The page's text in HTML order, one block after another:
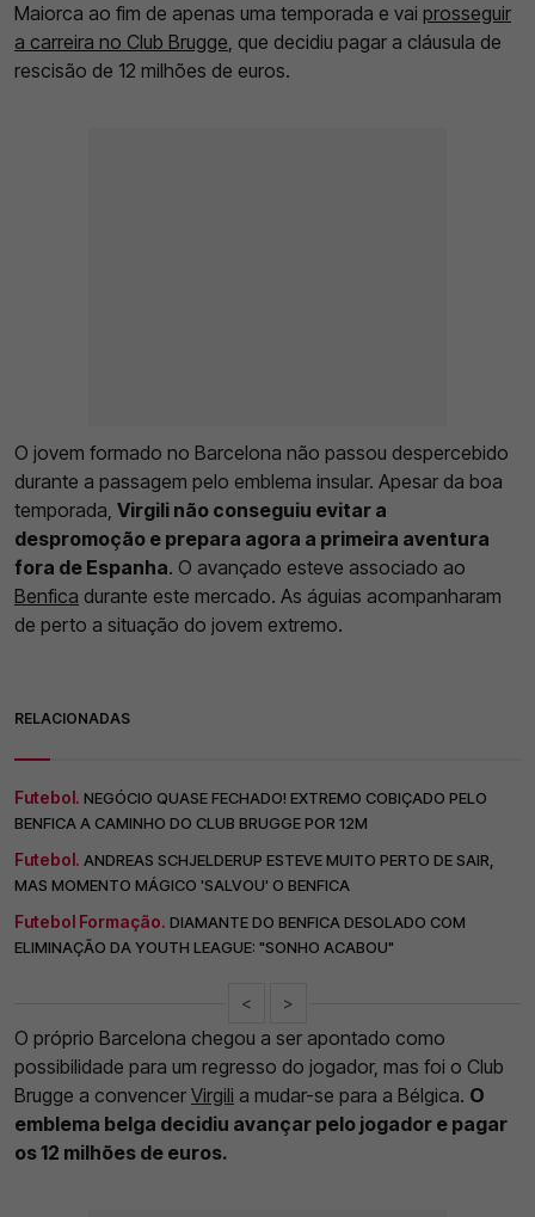
Maiorca ao fim de apenas uma temporada e vai prosseguir
a carreira no Club Brugge, que decidiu pagar a cláusula de
rescisão de 12 milhões de euros.
O jovem formado no Barcelona não passou despercebido
durante a passagem pelo emblema insular. Apesar da boa
temporada, Virgili não conseguiu evitar a
despromoção e prepara agora a primeira aventura
fora de Espanha. O avançado esteve associado ao
Benfica durante este mercado. As águias acompanharam
de perto a situação do jovem extremo.
RELACIONADAS
Futebol. NEGÓCIO QUASE FECHADO! EXTREMO COBIÇADO PELO
BENFICA A CAMINHO DO CLUB BRUGGE POR 12M
Futebol. ANDREAS SCHJELDERUP ESTEVE MUITO PERTO DE SAIR,
MAS MOMENTO MÁGICO 'SALVOU' O BENFICA
Futebol Formação. DIAMANTE DO BENFICA DESOLADO COM
ELIMINAÇÃO DA YOUTH LEAGUE: "SONHO ACABOU"
< >
O próprio Barcelona chegou a ser apontado como
possibilidade para um regresso do jogador, mas foi o Club
Brugge a convencer Virgili a mudar-se para a Bélgica. O
emblema belga decidiu avançar pelo jogador e pagar
os 12 milhões de euros.